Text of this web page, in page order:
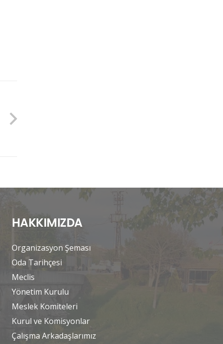
HAKKIMIZDA
Organizasyon Şeması
Oda Tarihçesi
Meclis
Yönetim Kurulu
Meslek Komiteleri
Kurul ve Komisyonlar
Çalışma Arkadaşlarımız